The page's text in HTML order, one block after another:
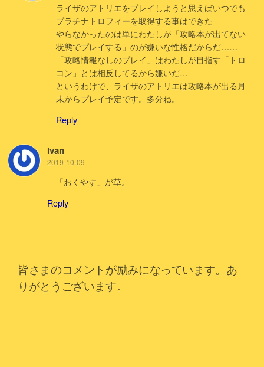
ライザのアトリエをプレイしようと思えばいつでも
プラチナトロフィーを取得する事はできた
やらなかったのは単にわたしが「攻略本が出てない
状態でプレイする」のが嫌いな性格だからだ……
「攻略情報なしのプレイ」はわたしが目指す「トロ
コン」とは相反してるから嫌いだ…
というわけで、ライザのアトリエは攻略本が出る月
末からプレイ予定です。多分ね。
Reply
Ivan
2019-10-09
「おくやす」が草。
Reply
皆さまのコメントが励みになっています。あ
りがとうございます。